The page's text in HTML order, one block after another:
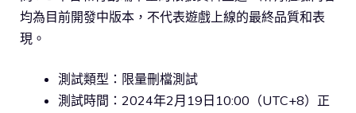
均為目前開發中版本，不代表遊戲上線的最終品質和表
現。
測試類型：限量刪檔測試
測試時間：2024年2月19日10:00（UTC+8）正